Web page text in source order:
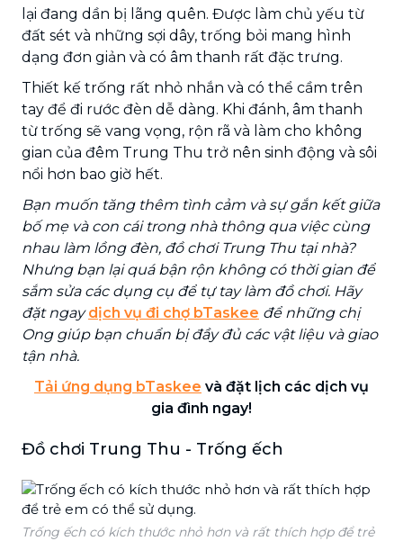
lại đang dần bị lãng quên. Được làm chủ yếu từ
đất sét và những sợi dây, trống bỏi mang hình
dạng đơn giản và có âm thanh rất đặc trưng.
Thiết kế trống rất nhỏ nhắn và có thể cầm trên
tay để đi rước đèn dễ dàng. Khi đánh, âm thanh
từ trống sẽ vang vọng, rộn rã và làm cho không
gian của đêm Trung Thu trở nên sinh động và sôi
nổi hơn bao giờ hết.
Bạn muốn tăng thêm tình cảm và sự gắn kết giữa
bố mẹ và con cái trong nhà thông qua việc cùng
nhau làm lồng đèn, đồ chơi Trung Thu tại nhà?
Nhưng bạn lại quá bận rộn không có thời gian để
sắm sửa các dụng cụ để tự tay làm đồ chơi. Hãy
đặt ngaydịch vụ đi chợ bTaskee để những chị
Ong giúp bạn chuẩn bị đầy đủ các vật liệu và giao
tận nhà.
Tải ứng dụng bTaskee và đặt lịch các dịch vụ
gia đình ngay!
Đồ chơi Trung Thu - Trống ếch
Trống ếch có kích thước nhỏ hơn và rất thích hợp để trẻ